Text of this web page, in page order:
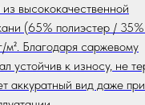
высококачественной
(65% полиэстер /
Благодаря саржевому
устойчив к износу, не
аккуратный вид даже при